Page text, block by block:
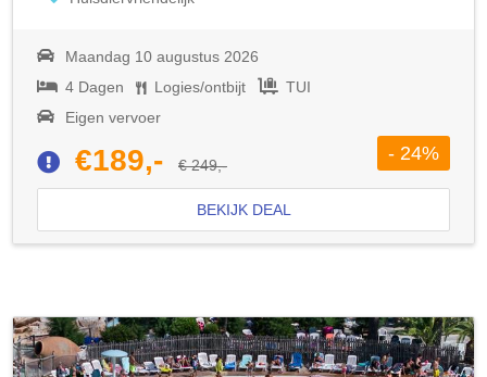
Maandag 10 augustus 2026
4 Dagen
Logies/ontbijt
TUI
Eigen vervoer
€189,- € 249,-
- 24%
BEKIJK DEAL